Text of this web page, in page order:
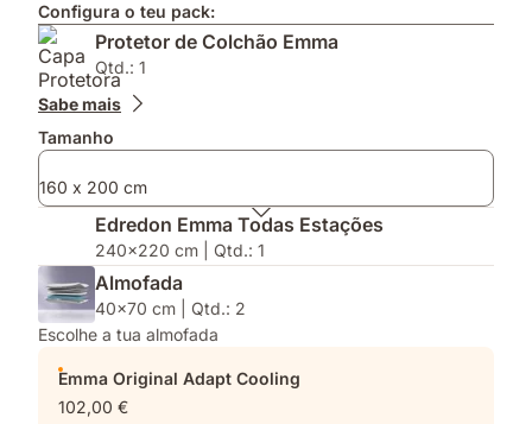
Cooling
OU
Almofada
Emma
Original
Elite
Colchão
Configura o teu pack:
Protetor de Colchão Emma
Qtd.: 1
Sabe mais
Tamanho
160 x 200 cm
Edredon Emma Todas Estações
240x220 cm | Qtd.: 1
Almofada
40x70 cm | Qtd.: 2
Escolhe a tua almofada
Emma Original Adapt Cooling
102,00 €